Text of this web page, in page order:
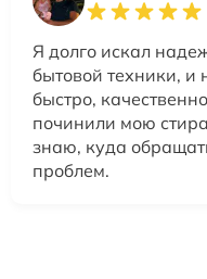
Я долго искал
бытовой техники,
быстро,
починили мою
знаю, куда
проблем.